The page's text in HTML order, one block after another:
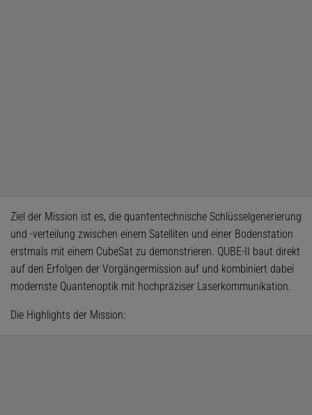
Ziel der Mission ist es, die quantentechnische Schlüsselgenerierung
und -verteilung zwischen einem Satelliten und einer Bodenstation
erstmals mit einem CubeSat zu demonstrieren. QUBE-II baut direkt
auf den Erfolgen der Vorgängermission auf und kombiniert dabei
modernste Quantenoptik mit hochpräziser Laserkommunikation.
Die Highlights der Mission: